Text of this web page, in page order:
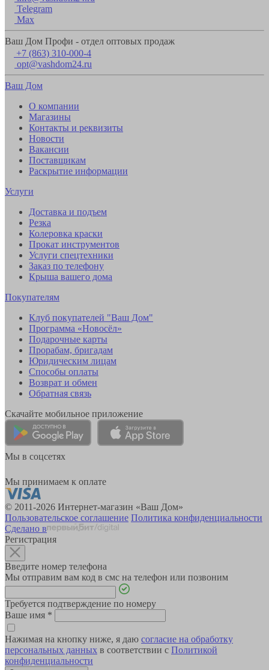
Telegram
Max
Ваш Дом Профи - отдел оптовых продаж
+7 (863) 310-000-4
opt@vashdom24.ru
Ваш Дом
О компании
Магазины
Контакты и реквизиты
Новости
Вакансии
Поставщикам
Раскрытие информации
Услуги
Доставка и подъем
Резка
Колеровка краски
Прокат инструментов
Услуги спецтехники
Заказ по телефону
Крыша вашего дома
Покупателям
Клуб покупателей "Ваш Дом"
Программа «Новосёл»
Подарочные карты
Прорабам, бригадам
Юридическим лицам
Способы оплаты
Возврат и обмен
Обратная связь
Скачайте мобильное приложение
Мы в соцсетях
Мы принимаем к оплате
© 2011-2026 Интернет-магазин «Ваш Дом»
Пользовательское соглашение Политика конфиденциальности
Сделано в
Регистрация
Введите номер телефона
Мы отправим вам код в смс на телефон или позвоним
Требуется подтверждение по номеру
Ваше имя *
Нажимая на кнопку ниже, я даю согласие на обработку
персональных данных в соответствии с Политикой
конфиденциальности